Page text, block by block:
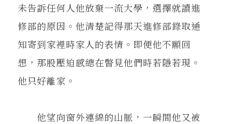
未告訴任何人他放棄一流大學，選擇就讀進
修部的原因。他清楚記得那天進修部錄取通
知寄到家裡時家人的表情。即便他不願回
想，那股壓迫感總在瞥見他們時若隱若現。
他只好離家。
他望向窗外連綿的山脈，一瞬間他又被